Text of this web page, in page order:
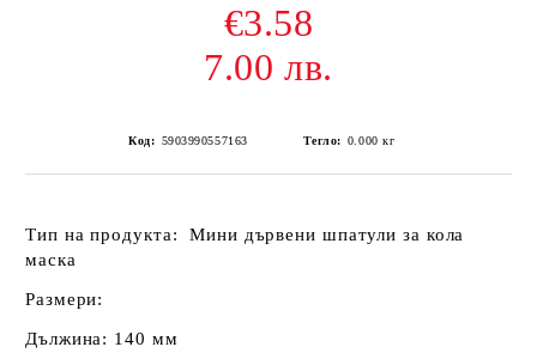
€3.58
7.00 лв.
Код: 5903990557163 Тегло: 0.000 кг
Тип на продукта: Мини дървени шпатули за кола
маска
Размери:
Дължина: 140 мм